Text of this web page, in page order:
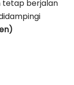
tetap berjalan